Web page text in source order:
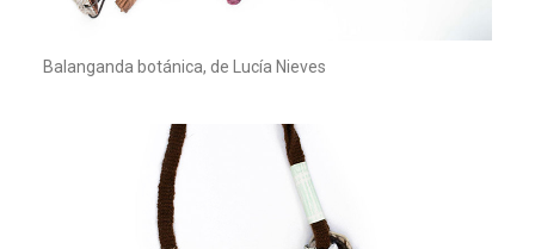
Balanganda botánica, de Lucía Nieves